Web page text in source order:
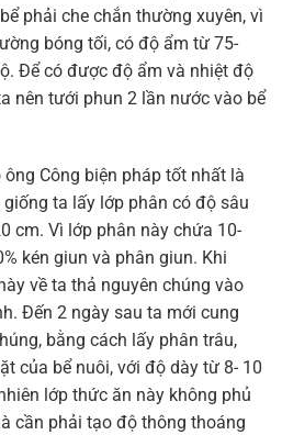
phải che chắn thường xuyên, vì
bóng tối, có độ ẩm từ 75-
Để có được độ ẩm và nhiệt độ
nên tưới phun 2 lần nước vào bể
Công biện pháp tốt nhất là
ta lấy lớp phân có độ sâu
cm. Vì lớp phân này chứa 10-
kén giun và phân giun. Khi
về ta thả nguyên chúng vào
Đến 2 ngày sau ta mới cung
bằng cách lấy phân trâu,
của bể nuôi, với độ dày từ 8- 10
lớp thức ăn này không phủ
cần phải tạo độ thông thoáng